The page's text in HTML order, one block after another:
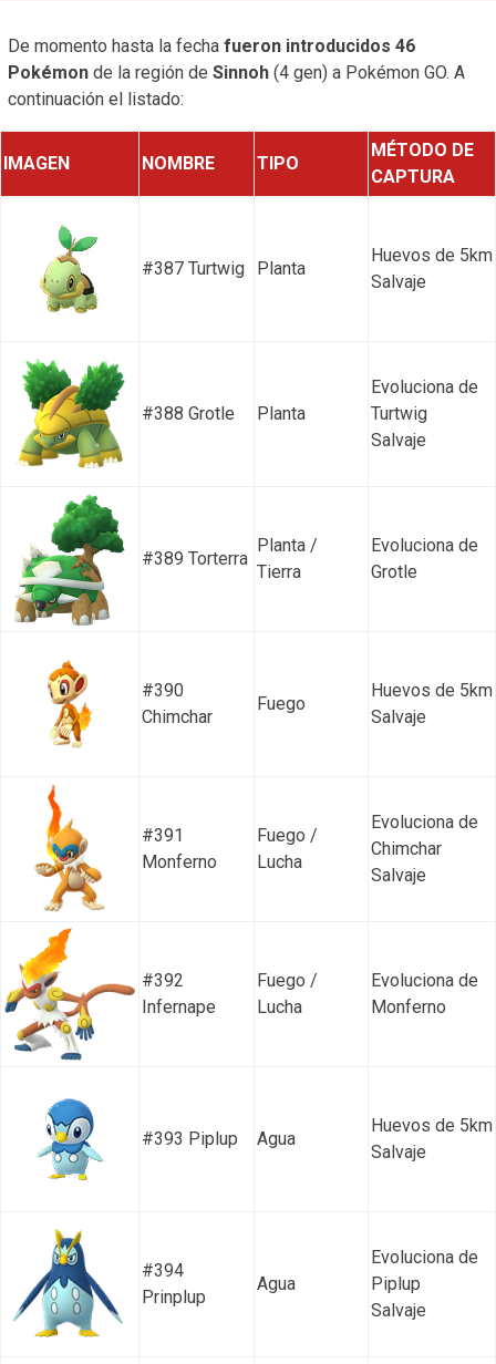
De momento hasta la fecha fueron introducidos 46
Pokémon de la región de Sinnoh (4 gen) a Pokémon GO. A
continuación el listado:
IMAGEN NOMBRE TIPO
MÉTODO DE
CAPTURA
#387 Turtwig Planta
Huevos de 5km
Salvaje
#388 Grotle Planta
Evoluciona de
Turtwig
Salvaje
#389 Torterra
Planta /
Tierra
Evoluciona de
Grotle
#390
Chimchar
Fuego
Huevos de 5km
Salvaje
#391
Monferno
Fuego /
Lucha
Evoluciona de
Chimchar
Salvaje
#392
Infernape
Fuego /
Lucha
Evoluciona de
Monferno
#393 Piplup Agua
Huevos de 5km
Salvaje
#394
Prinplup
Agua
Evoluciona de
Piplup
Salvaje